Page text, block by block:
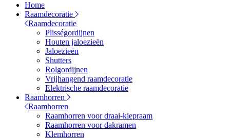
Home
Raamdecoratie
Raamdecoratie
Plisségordijnen
Houten jaloezieën
Jaloezieën
Shutters
Rolgordijnen
Vrijhangend raamdecoratie
Elektrische raamdecoratie
Raamhorren
Raamhorren
Raamhorren voor draai-kiepraam
Raamhorren voor dakramen
Klemhorren